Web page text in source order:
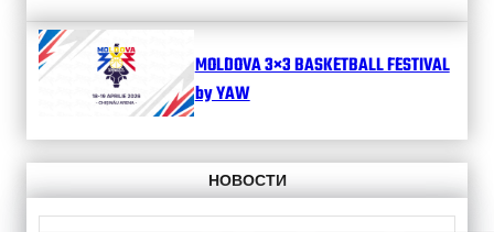
MOLDOVA 3×3 BASKETBALL FESTIVAL
by YAW
НОВОСТИ